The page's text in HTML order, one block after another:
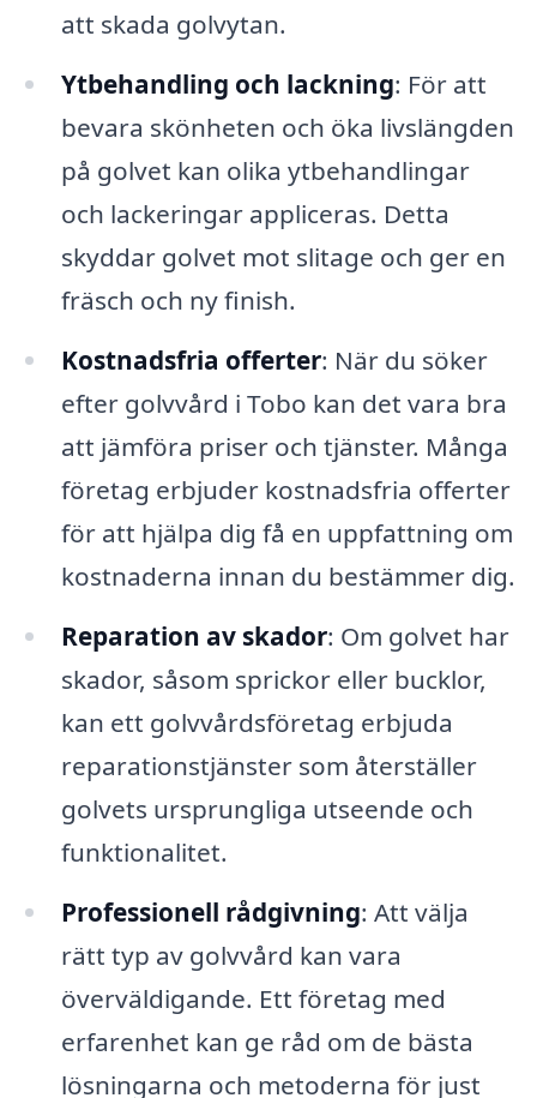
att skada golvytan.
Ytbehandling och lackning: För att
bevara skönheten och öka livslängden
på golvet kan olika ytbehandlingar
och lackeringar appliceras. Detta
skyddar golvet mot slitage och ger en
fräsch och ny finish.
Kostnadsfria offerter: När du söker
efter golvvård i Tobo kan det vara bra
att jämföra priser och tjänster. Många
företag erbjuder kostnadsfria offerter
för att hjälpa dig få en uppfattning om
kostnaderna innan du bestämmer dig.
Reparation av skador: Om golvet har
skador, såsom sprickor eller bucklor,
kan ett golvvårdsföretag erbjuda
reparationstjänster som återställer
golvets ursprungliga utseende och
funktionalitet.
Professionell rådgivning: Att välja
rätt typ av golvvård kan vara
överväldigande. Ett företag med
erfarenhet kan ge råd om de bästa
lösningarna och metoderna för just